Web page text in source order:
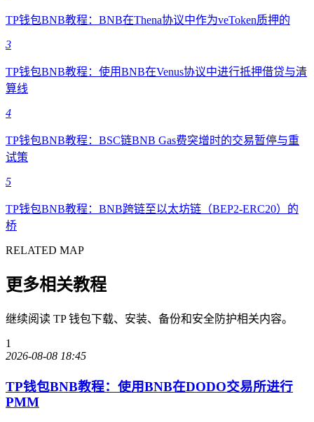
TP钱包BNB教程：BNB在Thena协议中作为veToken质押的
3
TP钱包BNB教程：使用BNB在Venus协议中进行抵押借贷与清
算线
4
TP钱包BNB教程：BSC链BNB Gas费突增时的交易暂停与重
试策
5
TP钱包BNB教程：BNB跨链至以太坊链（BEP2-ERC20）的
桥
RELATED MAP
更多相关教程
继续阅读 TP 钱包下载、安装、备份和安全防护相关内容。
1
2026-08-08 18:45
TP钱包BNB教程：使用BNB在DODO交易所进行
PMM